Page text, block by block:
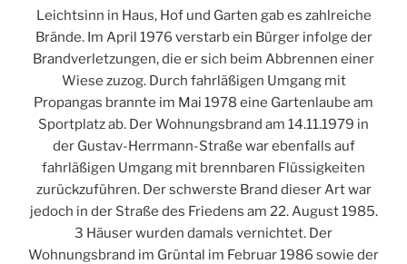
Leichtsinn in Haus, Hof und Garten gab es zahlreiche
Brände. Im April 1976 verstarb ein Bürger infolge der
Brandverletzungen, die er sich beim Abbrennen einer
Wiese zuzog. Durch fahrläßigen Umgang mit
Propangas brannte im Mai 1978 eine Gartenlaube am
Sportplatz ab. Der Wohnungsbrand am 14.11.1979 in
der Gustav-Herrmann-Straße war ebenfalls auf
fahrläßigen Umgang mit brennbaren Flüssigkeiten
zurückzuführen. Der schwerste Brand dieser Art war
jedoch in der Straße des Friedens am 22. August 1985.
3 Häuser wurden damals vernichtet. Der
Wohnungsbrand im Grüntal im Februar 1986 sowie der